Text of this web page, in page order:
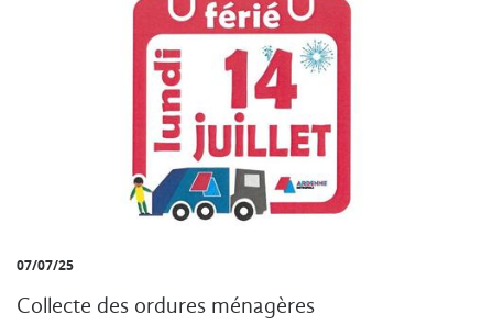
07/07/25
Collecte des ordures ménagères